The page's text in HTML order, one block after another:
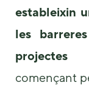
estableixin
les
projectes
començant